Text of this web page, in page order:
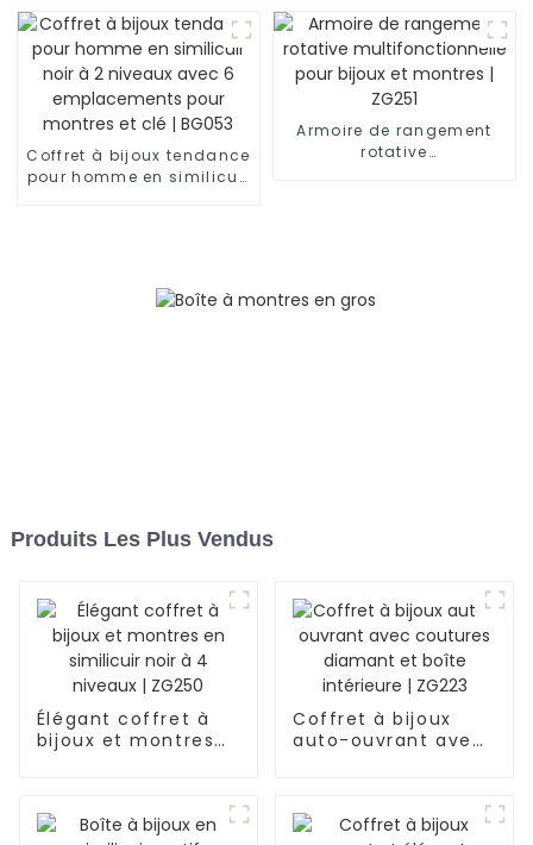
emplacements, en PU
avec fenêtre en verre |
BG050
emplacements pour
montres et clé | BG052
Coffret à bijoux tendance
pour homme en similicuir
Armoire de rangement
rotative
Produits Les Plus Vendus
Élégant coffret à
bijoux et montres
Coffret à bijoux
auto-ouvrant avec